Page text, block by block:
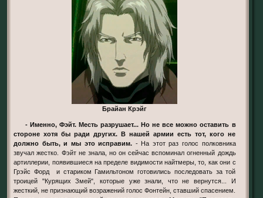
Брайан Крэйг
- Именно, Фэйт. Месть разрушает... Но не все можно оставить в
стороне хотя бы ради других. В нашей армии есть тот, кого не
должно быть, и мы это исправим. - На этот раз голос полковника
звучал жестко. Фэйт не знала, но он сейчас вспоминал огненный дождь
артиллерии, появившиеся на пределе видимости найтмеры, то, как они с
Грэйс Форд и стариком Гамильтоном готовились последовать за той
троицей "Курящих Змей", которые уже знали, что не вернутся... И
жесткий, не признающий возражений голос Фонтейн, ставший спасением.